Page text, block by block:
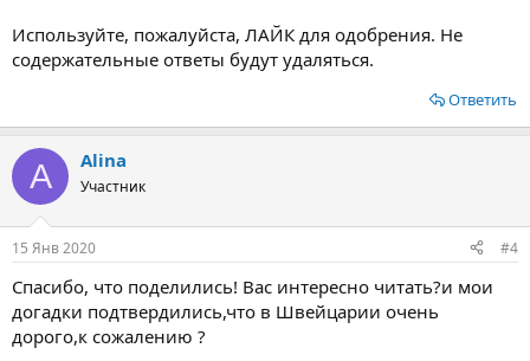
Используйте, пожалуйста, ЛАЙК для одобрения. Не
содержательные ответы будут удаляться.
Ответить
A Alina
Участник
15 Янв 2020 #4
Спасибо, что поделились! Вас интересно читать?и мои
догадки подтвердились,что в Швейцарии очень
дорого,к сожалению ?